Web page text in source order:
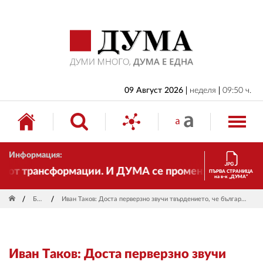
09 Август 2026 неделя 09:50 ч.
Информация:
И ДУМА се променя и ставаПЪРВА СТРАНИЦА
на в-к „ДУМА“
България Иван Таков: Доста перверзно звучи твърдението, че българите били забогатели, харчели повече и затова се вдигали цените
Иван Таков: Доста перверзно звучи
БЪЛГАРИЯ
ИКОНОМИКА
ИЗБОРИ
СВЯТ
ДРУГИ